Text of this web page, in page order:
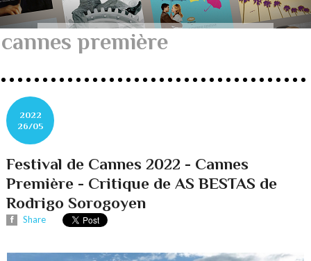
cannes première
2022
26/05
Festival de Cannes 2022 - Cannes
Première - Critique de AS BESTAS de
Rodrigo Sorogoyen
Share